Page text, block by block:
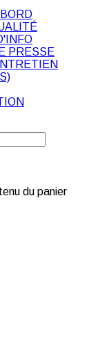
PRESSE
du panier